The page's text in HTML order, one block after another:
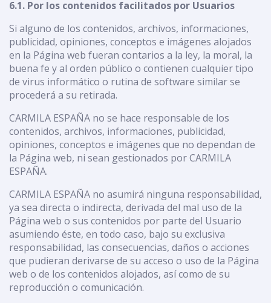
6.1. Por los contenidos facilitados por Usuarios
Si alguno de los contenidos, archivos, informaciones,
publicidad, opiniones, conceptos e imágenes alojados
en la Página web fueran contarios a la ley, la moral, la
buena fe y al orden público o contienen cualquier tipo
de virus informático o rutina de software similar se
procederá a su retirada.
CARMILA ESPAÑA no se hace responsable de los
contenidos, archivos, informaciones, publicidad,
opiniones, conceptos e imágenes que no dependan de
la Página web, ni sean gestionados por CARMILA
ESPAÑA.
CARMILA ESPAÑA no asumirá ninguna responsabilidad,
ya sea directa o indirecta, derivada del mal uso de la
Página web o sus contenidos por parte del Usuario
asumiendo éste, en todo caso, bajo su exclusiva
responsabilidad, las consecuencias, daños o acciones
que pudieran derivarse de su acceso o uso de la Página
web o de los contenidos alojados, así como de su
reproducción o comunicación.